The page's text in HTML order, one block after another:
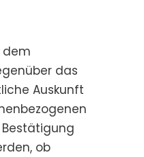
dem
das
Auskunft
Bestätigung
ob